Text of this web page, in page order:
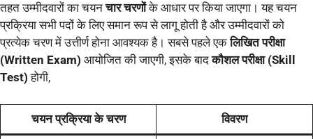
तहत उम्मीदवारों का चयनचार चरणोंके आधार पर किया जाएगा। यह चयन
प्रक्रिया सभी पदों के लिए समान रूप से लागू होती है और उम्मीदवारों को
प्रत्येक चरण में उत्तीर्ण होना आवश्यक है। सबसे पहले एकलिखित परीक्षा
(Written Exam) आयोजित की जाएगी, इसके बादकौशल परीक्षा (Skill
Test) होगी,
चयन प्रक्रिया के चरण विवरण